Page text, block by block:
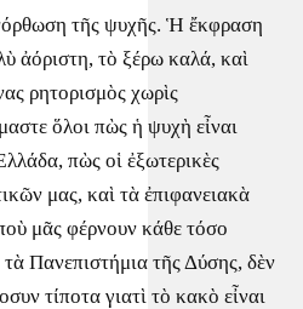
τῆς ψυχῆς. Ἡ ἔκφραση
ἀόριστη, τὸ ξέρω καλά, καὶ
ρητορισμὸς χωρὶς
ὅλοι πὼς ἡ ψυχὴ εἶναι
πὼς οἱ ἐξωτερικὲς
μας, καὶ τὰ ἐπιφανειακὰ
μᾶς φέρνουν κάθε τόσο
τὰ Πανεπιστήμια τῆς Δύσης, δὲν
τίποτα γιατὶ τὸ κακὸ εἶναι